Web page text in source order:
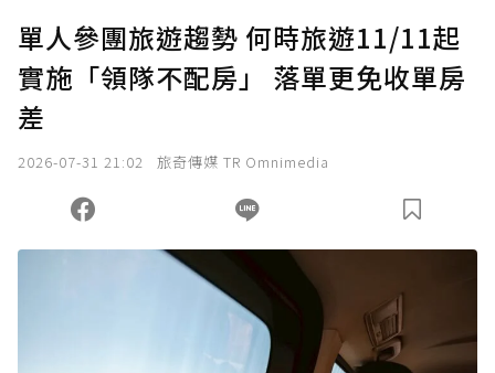
確認送出
您當前剩餘 U 利點數：0點；前往 購買點數
單人參團旅遊趨勢 何時旅遊11/11起
實施「領隊不配房」 落單更免收單房
差
2026-07-31 21:02 旅奇傳媒 TR Omnimedia